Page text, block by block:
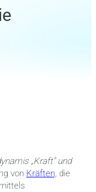
„Kraft“ und
von Kräften, die